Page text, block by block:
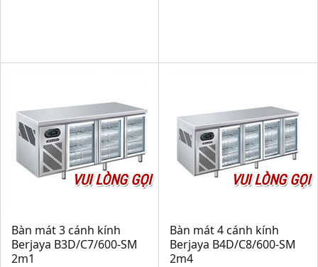
VUI LÒNG GỌI
Bàn mát 3 cánh kính
Berjaya B3D/C7/600-SM
2m1
VUI LÒNG GỌI
Bàn mát 4 cánh kính
Berjaya B4D/C8/600-SM
2m4